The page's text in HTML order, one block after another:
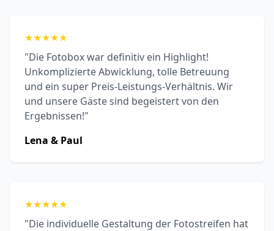
★★★★★
"Die Fotobox war definitiv ein Highlight!
Unkomplizierte Abwicklung, tolle Betreuung
und ein super Preis-Leistungs-Verhältnis. Wir
und unsere Gäste sind begeistert von den
Ergebnissen!"
Lena & Paul
★★★★★
"Die individuelle Gestaltung der Fotostreifen hat